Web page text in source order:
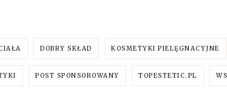
DOBRY SKŁAD KOSMETYKI PIELĘGNACYJNE
POST SPONSOROWANY TOPESTETIC.PL